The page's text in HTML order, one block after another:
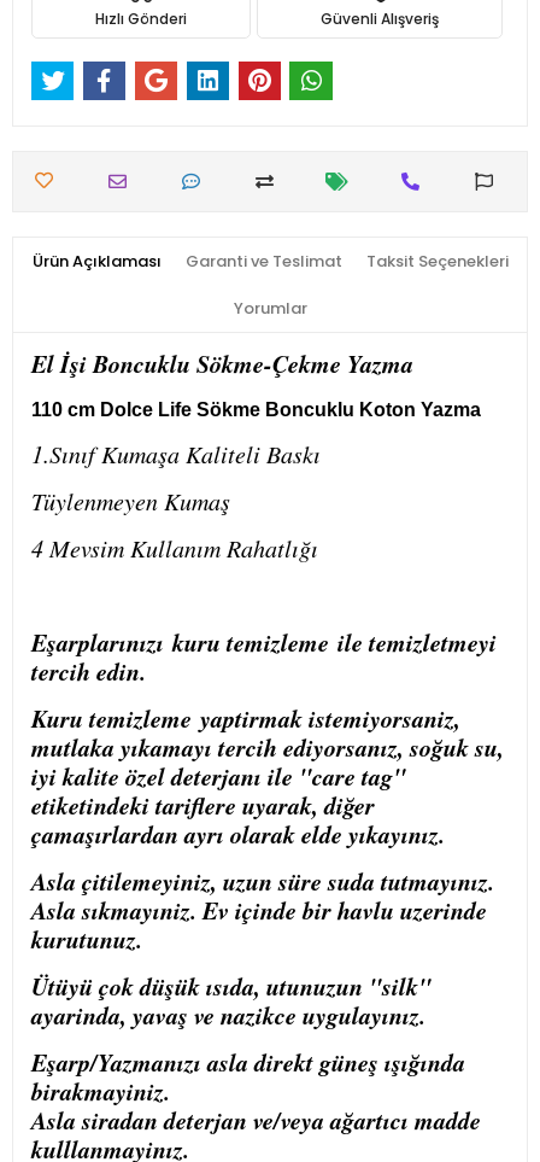
Hızlı Gönderi Güvenli Alışveriş
Ürün Açıklaması Garanti ve Teslimat Taksit Seçenekleri
Yorumlar
El İşi Boncuklu Sökme-Çekme Yazma
110 cm Dolce Life Sökme Boncuklu Koton Yazma
1.Sınıf Kumaşa Kaliteli Baskı
Tüylenmeyen Kumaş
4 Mevsim Kullanım Rahatlığı
Eşarplarınızıkuru temizleme ile temizletmeyi
tercih edin.
Kuru temizleme yaptirmak istemiyorsaniz,
mutlaka yıkamayı tercih ediyorsanız, soğuk su,
iyi kalite özel deterjanı ile "care tag"
etiketindeki tariflere uyarak, diğer
çamaşırlardan ayrı olarak elde yıkayınız.
Asla çitilemeyiniz, uzun süre suda tutmayınız.
Asla sıkmayıniz. Ev içinde bir havlu uzerinde
kurutunuz.
Ütüyü çok düşük ısıda, utunuzun "silk"
ayarinda, yavaş ve nazikce uygulayınız.
Eşarp/Yazmanızı asla direkt güneş ışığında
birakmayiniz.
Asla siradan deterjan ve/veya ağartıcı madde
kulllanmayinız.